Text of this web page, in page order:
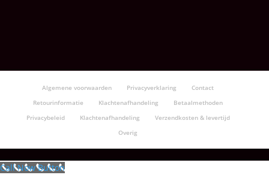
Algemene voorwaarden Privacyverklaring
Contact
Retourinformatie
Klachtenafhandeling
Betaalmethoden
Privacybeleid
Klachtenafhandeling
Verzendkosten & levertijd
Overig
Call Now Button